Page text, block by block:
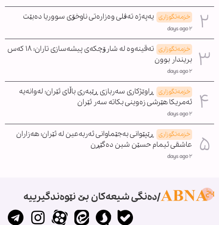
خزمەتگوزاری یەپەژە تەڤلی وەزارەتی ناوخۆی سووریا دەبێت
٢ days ago
خزمەتگوزاری
تەقینەوە لە شارۆچکەی پیشەسازی تاران؛ ١٨ کەس
بریندار بوون
٢ days ago
خزمەتگوزاری
ڕاوێژکاری سەربازی ڕێبەری باڵای ئێران: لەوانەیە
ئەمریکا هێرشی زەوینی بکاتە سەر ئێران
٢ days ago
خزمەتگوزاری
ڕێپێوانی بەجێماوانی ئەربەعین لە ئێران؛ هەزاران
عاشقی ئیمام حسێن شین دەگێڕن
٢ days ago
دەنگی شیعەکان بێ نێوەندگیرییە